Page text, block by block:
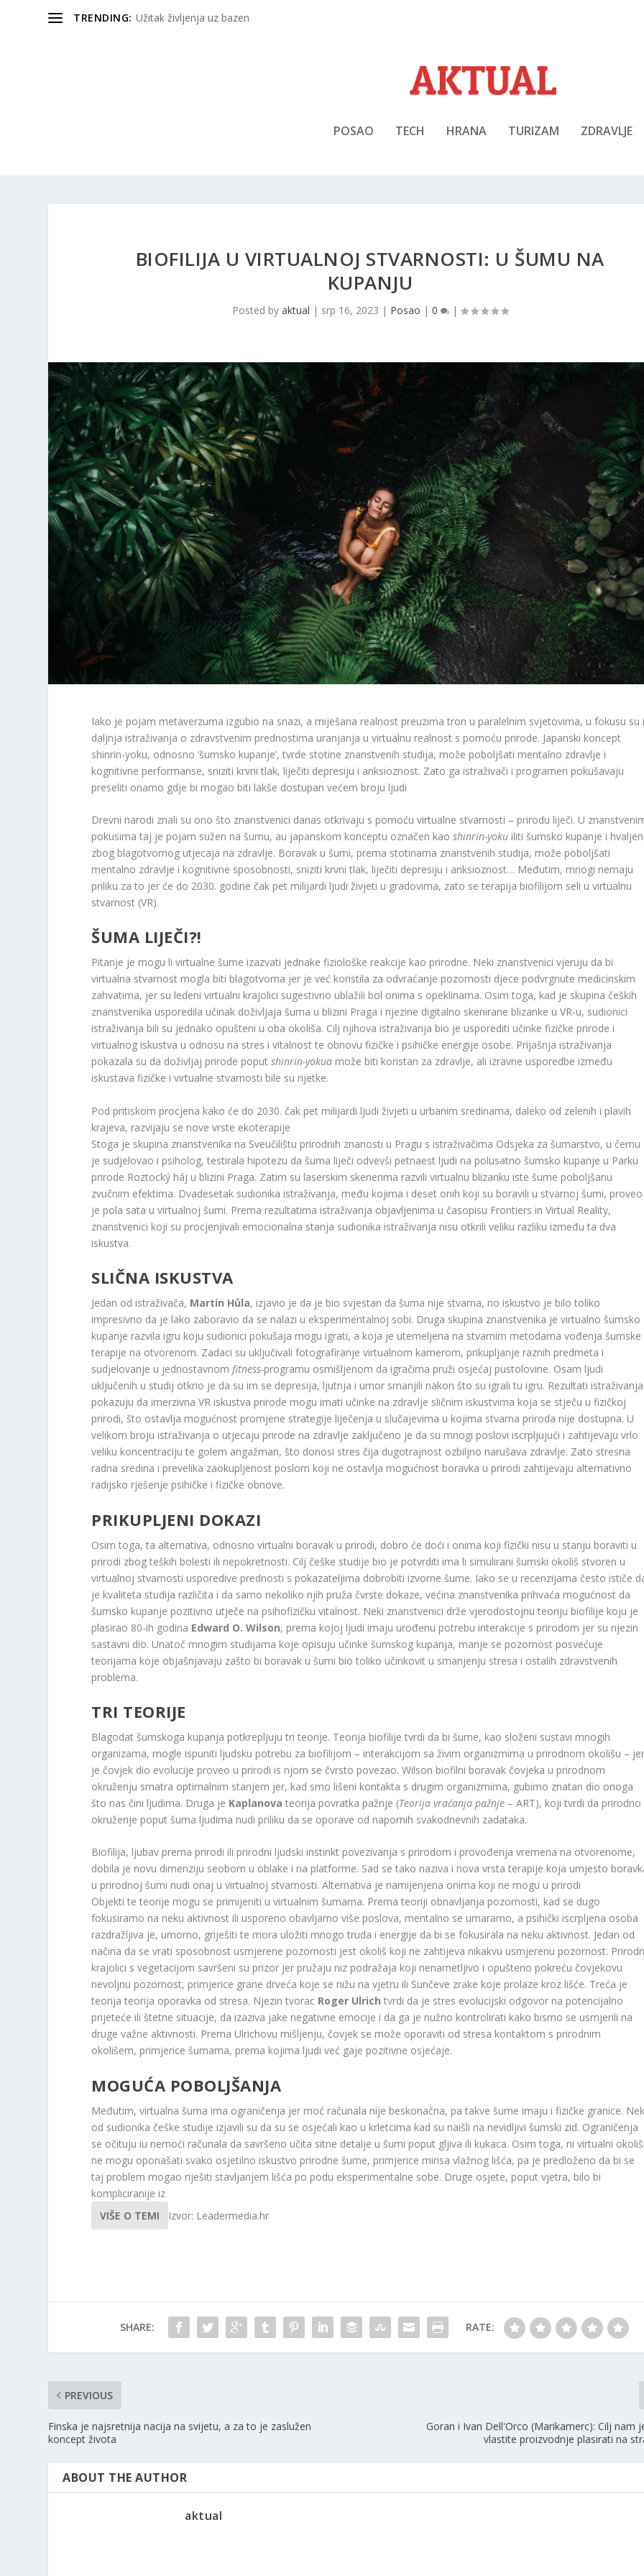
TRENDING: Užitak življenja uz bazen
POSAO TECH HRANA TURIZAM ZDRAVLJE
BIOFILIJA U VIRTUALNOJ STVARNOSTI: U ŠUMU NA
KUPANJU
Posted by aktual | srp 16, 2023 | Posao | 0 |
Iako je pojam metaverzuma izgubio na snazi, a miješana realnost preuzima tron ​​u paralelnim svjetovima, u fokusu su
daljnja istraživanja o zdravstvenim prednostima uranjanja u virtualnu realnost s pomoću prirode. Japanski koncept
shinrin-yoku, odnosno ‘šumsko kupanje’, tvrde stotine znanstvenih studija, može poboljšati mentalno zdravlje i
kognitivne performanse, sniziti krvni tlak, liječiti depresiju i anksioznost. Zato ga istraživači i programeri pokušavaju
preseliti onamo gdje bi mogao biti lakše dostupan većem broju ljudi
Drevni narodi znali su ono što znanstvenici danas otkrivaju s pomoću virtualne stvarnosti – prirodu liječi. U
pokusima taj je pojam sužen na šumu, au japanskom konceptu označen kaoshinrin-yoku iliti šumsko kupanje i hvaljen
zbog blagotvornog utjecaja na zdravlje. Boravak u šumi, prema stotinama znanstvenih studija, može poboljšati
mentalno zdravlje i kognitivne sposobnosti, sniziti krvni tlak, liječiti depresiju i anksioznost… Međutim, mnogi nemaju
priliku za to jer će do 2030. godine čak pet milijardi ljudi živjeti u gradovima, zato se terapija biofilijom seli u virtualnu
stvarnost (VR).
ŠUMA LIJEČI?!
Pitanje je mogu li virtualne šume izazvati jednake fiziološke reakcije kao prirodne. Neki znanstvenici vjeruju da bi
virtualna stvarnost mogla biti blagotvorna jer je već koristila za odvraćanje pozornosti djece podvrgnute medicinskim
zahvatima, jer su ledeni virtualni krajolici sugestivno ublažili bol onima s opeklinama. Osim toga, kad je skupina čeških
znanstvenika usporedila učinak doživljaja šuma u blizini Praga i njezine digitalno skenirane blizanke u VR-u, sudionici
istraživanja bili su jednako opušteni u oba okoliša. Cilj njihova istraživanja bio je usporediti učinke fizičke prirode i
virtualnog iskustva u odnosu na stres i vitalnost te obnovu fizičke i psihičke energije osobe. Prijašnja istraživanja
pokazala su da doživljaj prirode poputshinrin-yokua može biti koristan za zdravlje, ali izravne usporedbe između
iskustava fizičke i virtualne stvarnosti bile su rijetke.
Pod pritiskom procjena kako će do 2030. čak pet milijardi ljudi živjeti u urbanim sredinama, daleko od zelenih i plavih
krajeva, razvijaju se nove vrste ekoterapije
Stoga je skupina znanstvenika na Sveučilištu prirodnih znanosti u Pragu s istraživačima Odsjeka za šumarstvo, u čemu
je sudjelovao i psiholog, testirala hipotezu da šuma liječi odvevši petnaest ljudi na polusatno šumsko kupanje u Parku
prirode Roztocký háj u blizini Praga. Zatim su laserskim skenerima razvili virtualnu blizanku iste šume poboljšanu
zvučnim efektima. Dvadesetak sudionika istraživanja, među kojima i deset onih koji su boravili u stvarnoj šumi, proveo
je pola sata u virtualnoj šumi. Prema rezultatima istraživanja objavljenima u časopisu Frontiers in Virtual Reality,
znanstvenici koji su procjenjivali emocionalna stanja sudionika istraživanja nisu otkrili veliku razliku između ta dva
iskustva.
SLIČNA ISKUSTVA
Jedan od istraživača, Martin Hůla, izjavio je da je bio svjestan da šuma nije stvarna, no iskustvo je bilo toliko
impresivno da je lako zaboravio da se nalazi u eksperimentalnoj sobi. Druga skupina znanstvenika je virtualno šumsko
kupanje razvila igru ​​koju sudionici pokušaja mogu igrati, a koja je utemeljena na stvarnim metodama vođenja šumske
terapije na otvorenom. Zadaci su uključivali fotografiranje virtualnom kamerom, prikupljanje raznih predmeta i
sudjelovanje u jednostavnomfitness-programu osmišljenom da igračima pruži osjećaj pustolovine. Osam ljudi
uključenih u studij otkrio je da su im se depresija, ljutnja i umor smanjili nakon što su igrali tu igru. Rezultati istraživanja
pokazuju da imerzivna VR iskustva prirode mogu imati učinke na zdravlje sličnim iskustvima koja se stječu u fizičkoj
prirodi, što ostavlja mogućnost promjene strategije liječenja u slučajevima u kojima stvarna priroda nije dostupna. U
velikom broju istraživanja o utjecaju prirode na zdravlje zaključeno je da su mnogi poslovi iscrpljujući i zahtijevaju vrlo
veliku koncentraciju te golem angažman, što donosi stres čija dugotrajnost ozbiljno narušava zdravlje. Zato stresna
radna sredina i prevelika zaokupljenost poslom koji ne ostavlja mogućnost boravka u prirodi zahtijevaju alternativno
radijsko rješenje psihičke i fizičke obnove.
PRIKUPLJENI DOKAZI
Osim toga, ta alternativa, odnosno virtualni boravak u prirodi, dobro će doći i onima koji fizički nisu u stanju boraviti u
prirodi zbog teških bolesti ili nepokretnosti. Cilj češke studije bio je potvrditi ima li simulirani šumski okoliš stvoren u
virtualnoj stvarnosti usporedive prednosti s pokazateljima dobrobiti izvorne šume. Iako se u recenzijama često ističe
je kvaliteta studija različita i da samo nekoliko njih pruža čvrste dokaze, većina znanstvenika prihvaća mogućnost da
šumsko kupanje pozitivno utječe na psihofizičku vitalnost. Neki znanstvenici drže vjerodostojnu teoriju biofilije koju je
plasirao 80-ih godina Edward O. Wilson, prema kojoj ljudi imaju urođenu potrebu interakcije s prirodom jer su njezin
sastavni dio. Unatoč mnogim studijama koje opisuju učinke šumskog kupanja, manje se pozornost posvećuje
teorijama koje objašnjavaju zašto bi boravak u šumi bio toliko učinkovit u smanjenju stresa i ostalih zdravstvenih
problema.
TRI TEORIJE
Blagodat šumskoga kupanja potkrepljuju tri teorije. Teorija biofilije tvrdi da bi šume, kao složeni sustavi mnogih
organizama, mogle ispuniti ljudsku potrebu za biofilijom – interakcijom sa živim organizmima u prirodnom okolišu –
je čovjek dio evolucije proveo u prirodi is njom se čvrsto povezao. Wilson biofilni boravak čovjeka u prirodnom
okruženju smatra optimalnim stanjem jer, kad smo lišeni kontakta s drugim organizmima, gubimo znatan dio onoga
što nas čini ljudima. Druga je Kaplanova teorija povratka pažnje (Teorija vraćanja pažnje – ART), koji tvrdi da prirodno
okruženje poput šuma ljudima nudi priliku da se oporave od napornih svakodnevnih zadataka.
Biofilija, ljubav prema prirodi ili prirodni ljudski instinkt povezivanja s prirodom i provođenja vremena na otvorenome,
dobila je novu dimenziju seobom u oblake i na platforme. Sad se tako naziva i nova vrsta terapije koja umjesto
u prirodnoj šumi nudi onaj u virtualnoj stvarnosti. Alternativa je namijenjena onima koji ne mogu u prirodi
Objekti te teorije mogu se primijeniti u virtualnim šumama. Prema teoriji obnavljanja pozornosti, kad se dugo
fokusiramo na neku aktivnost ili usporeno obavljamo više poslova, mentalno se umaramo, a psihički iscrpljena osoba
razdražljiva je, umorno, griješiti te mora uložiti mnogo truda i energije da bi se fokusirala na neku aktivnost. Jedan od
načina da se vrati sposobnost usmjerene pozornosti jest okoliš koji ne zahtijeva nikakvu usmjerenu pozornost.
krajolici s vegetacijom savršeni su prizor jer pružaju niz podražaja koji nenametljivo i opušteno pokreću čovjekovu
nevoljnu pozornost, primjerice grane drveća koje se nižu na vjetru ili Sunčeve zrake koje prolaze kroz lišće. Treća je
teorija teorija oporavka od stresa. Njezin tvorac Roger Ulrich tvrdi da je stres evolucijski odgovor na potencijalno
prijeteće ili štetne situacije, da izaziva jake negativne emocije i da ga je nužno kontrolirati kako bismo se usmjerili na
druge važne aktivnosti. Prema Ulrichovu mišljenju, čovjek se može oporaviti od stresa kontaktom s prirodnim
okolišem, primjerice šumama, prema kojima ljudi već gaje pozitivne osjećaje.
MOGUĆA POBOLJŠANJA
Međutim, virtualna šuma ima ograničenja jer moć računala nije beskonačna, pa takve šume imaju i fizičke granice.
od sudionika češke studije izjavili su da su se osjećali kao u krletcima kad su naišli na nevidljivi šumski zid. Ograničenja
se očituju iu nemoći računala da savršeno učita sitne detalje u šumi poput gljiva ili kukaca. Osim toga, ni virtualni
ne mogu oponašati svako osjetilno iskustvo prirodne šume, primjerice mirisa vlažnog lišća, pa je predloženo da bi se
taj problem mogao riješiti stavljanjem lišća po podu eksperimentalne sobe. Druge osjete, poput vjetra, bilo bi
kompliciranije iz
VIŠE O TEMI
Izvor: Leadermedia.hr
SHARE: RATE:
PREVIOUS
Finska je najsretnija nacija na svijetu, a za to je zaslužen
koncept života
Goran i Ivan Dell'Orco (Marikamerc): Cilj nam
vlastite proizvodnje plasirati na
ABOUT THE AUTHOR
aktual